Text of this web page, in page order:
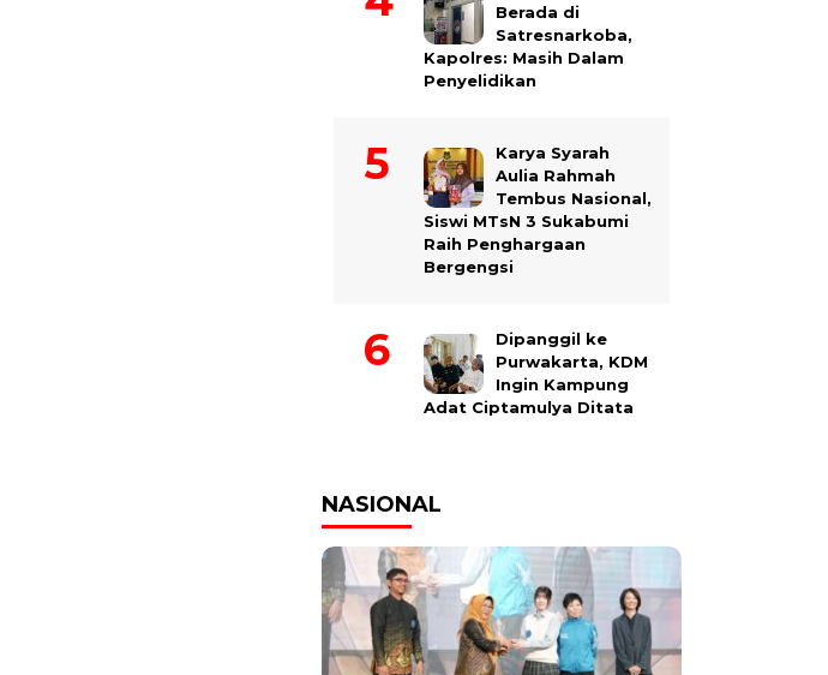
Berada di
Satresnarkoba,
Kapolres: Masih Dalam
Penyelidikan
Karya Syarah
Aulia Rahmah
Tembus Nasional,
Siswi MTsN 3 Sukabumi
Raih Penghargaan
Bergengsi
Dipanggil ke
Purwakarta, KDM
Ingin Kampung
Adat Ciptamulya Ditata
NASIONAL